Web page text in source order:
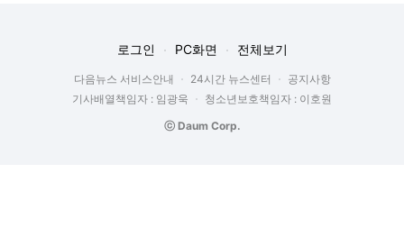
로그인 PC화면 전체보기
다음뉴스 서비스안내 24시간 뉴스센터
공지사항
기사배열책임자 : 임광욱
청소년보호책임자 : 이호원
ⓒ Daum Corp.